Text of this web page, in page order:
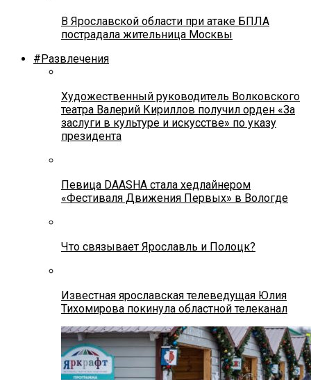
В Ярославской области при атаке БПЛА
пострадала жительница Москвы
#Развлечения
Художественный руководитель Волковского
театра Валерий Кириллов получил орден «За
заслуги в культуре и искусстве» по указу
президента
Певица DAASHA стала хедлайнером
«Фестиваля Движения Первых» в Вологде
Что связывает Ярославль и Полоцк?
Известная ярославская телеведущая Юлия
Тихомирова покинула областной телеканал